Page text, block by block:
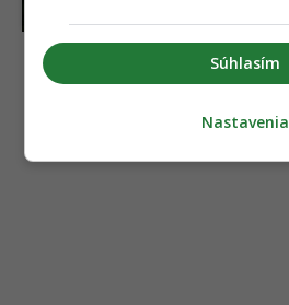
Súhlasím
Nastavenia